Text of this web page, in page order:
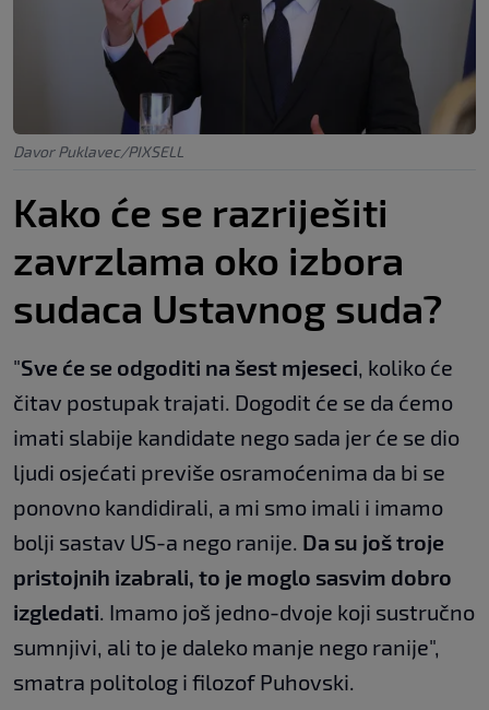
Davor Puklavec/PIXSELL
Kako će se razriješiti
zavrzlama oko izbora
sudaca Ustavnog suda?
"Sve će se odgoditi na šest mjeseci , koliko će
čitav postupak trajati. Dogodit će se da ćemo
imati slabije kandidate nego sada jer će se dio
ljudi osjećati previše osramoćenima da bi se
ponovno kandidirali, a mi smo imali i imamo
bolji sastav US-a nego ranije. Da su još troje
pristojnih izabrali, to je moglo sasvim dobro
izgledati . Imamo još jedno-dvoje koji sustručno
sumnjivi, ali to je daleko manje nego ranije",
smatra politolog i filozof Puhovski.